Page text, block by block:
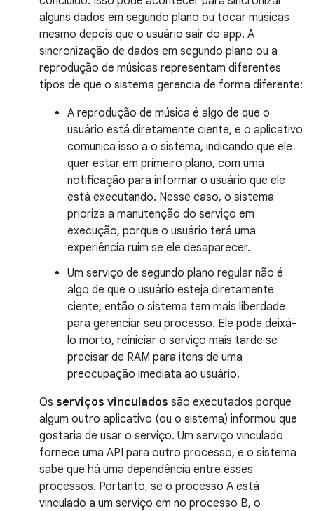
alguns dados em segundo plano ou tocar músicas
mesmo depois que o usuário sair do app. A
sincronização de dados em segundo plano ou a
reprodução de músicas representam diferentes
tipos de que o sistema gerencia de forma diferente:
A reprodução de música é algo de que o
usuário está diretamente ciente, e o aplicativo
comunica isso a o sistema, indicando que ele
quer estar em primeiro plano, com uma
notificação para informar o usuário que ele
está executando. Nesse caso, o sistema
prioriza a manutenção do serviço em
execução, porque o usuário terá uma
experiência ruim se ele desaparecer.
Um serviço de segundo plano regular não é
algo de que o usuário esteja diretamente
ciente, então o sistema tem mais liberdade
para gerenciar seu processo. Ele pode deixá-
lo morto, reiniciar o serviço mais tarde se
precisar de RAM para itens de uma
preocupação imediata ao usuário.
Os serviços vinculados são executados porque
algum outro aplicativo (ou o sistema) informou que
gostaria de usar o serviço. Um serviço vinculado
fornece uma API para outro processo, e o sistema
sabe que há uma dependência entre esses
processos. Portanto, se o processo A está
vinculado a um serviço em no processo B, o